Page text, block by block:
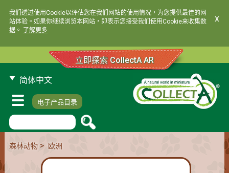
我们透过使用Cookie以评估您在我们网站的使用情况，为您提供最佳的网
站体验。如果你继续浏览本网站，即表示您接受我们使用Cookie来收集数
据。
了解更多.
x
立即探索 CollectA AR
简体中文
电子产品目录
森林动物> 欧洲